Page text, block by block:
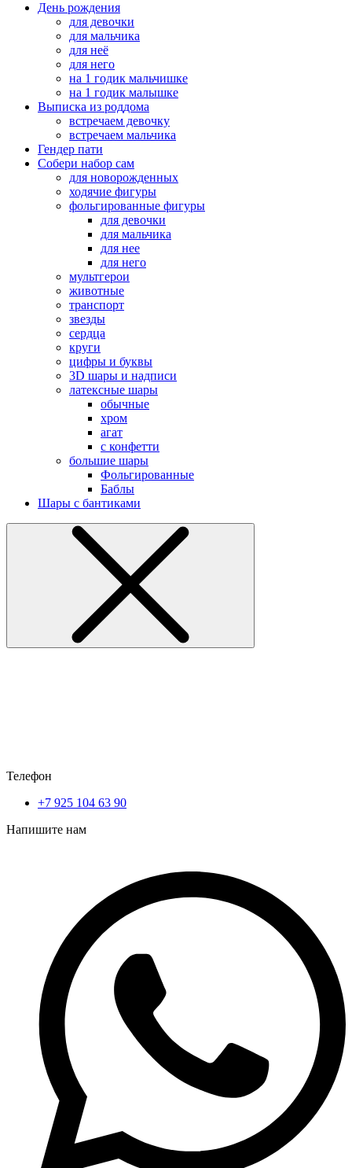
День рождения
для девочки
для мальчика
для неё
для него
на 1 годик мальчишке
на 1 годик малышке
Выписка из роддома
встречаем девочку
встречаем мальчика
Гендер пати
Собери набор сам
для новорожденных
ходячие фигуры
фольгированные фигуры
для девочки
для мальчика
для нее
для него
мультгерои
животные
транспорт
звезды
сердца
круги
цифры и буквы
3D шары и надписи
латексные шары
обычные
хром
агат
с конфетти
большие шары
Фольгированные
Баблы
Шары с бантиками
Телефон
+7 925 104 63 90
Напишите нам